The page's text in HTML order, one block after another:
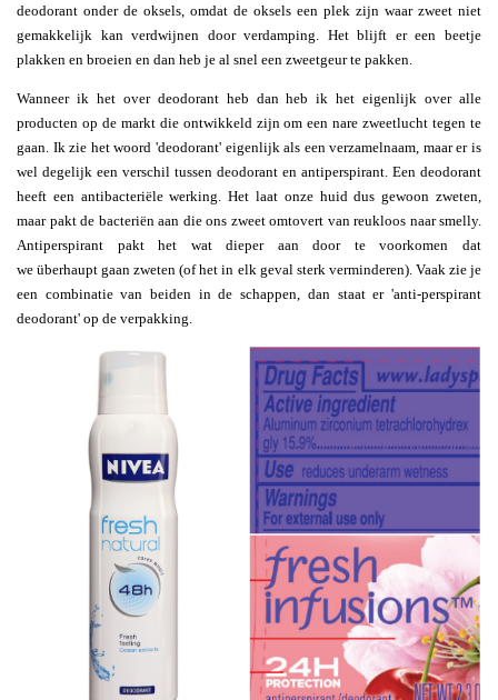
deodorant onder de oksels, omdat de oksels een plek zijn waar zweet niet
gemakkelijk kan verdwijnen door verdamping. Het blijft er een beetje
plakken en broeien en dan heb je al snel een zweetgeur te pakken.
Wanneer ik het over deodorant heb dan heb ik het eigenlijk over alle
producten op de markt die ontwikkeld zijn om een nare zweetlucht tegen te
gaan. Ik zie het woord 'deodorant' eigenlijk als een verzamelnaam, maar er is
wel degelijk een verschil tussen deodorant en antiperspirant. Een deodorant
heeft een antibacteriële werking. Het laat onze huid dus gewoon zweten,
maar pakt de bacteriën aan die ons zweet omtovert van reukloos naar smelly.
Antiperspirant pakt het wat dieper aan door te voorkomen dat
we überhaupt gaan zweten (of het in elk geval sterk verminderen). Vaak zie je
een combinatie van beiden in de schappen, dan staat er 'anti-perspirant
deodorant' op de verpakking.